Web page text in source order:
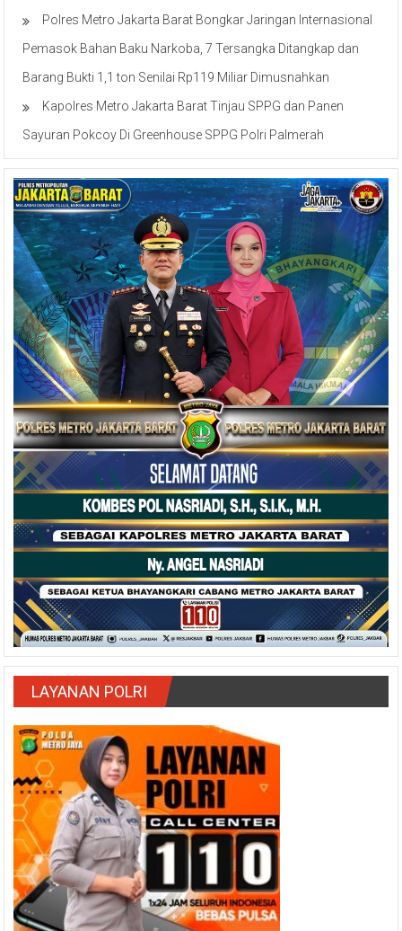
Polres Metro Jakarta Barat Bongkar Jaringan Internasional
Pemasok Bahan Baku Narkoba, 7 Tersangka Ditangkap dan
Barang Bukti 1,1 ton Senilai Rp119 Miliar Dimusnahkan
Kapolres Metro Jakarta Barat Tinjau SPPG dan Panen
Sayuran Pokcoy Di Greenhouse SPPG Polri Palmerah
LAYANAN POLRI